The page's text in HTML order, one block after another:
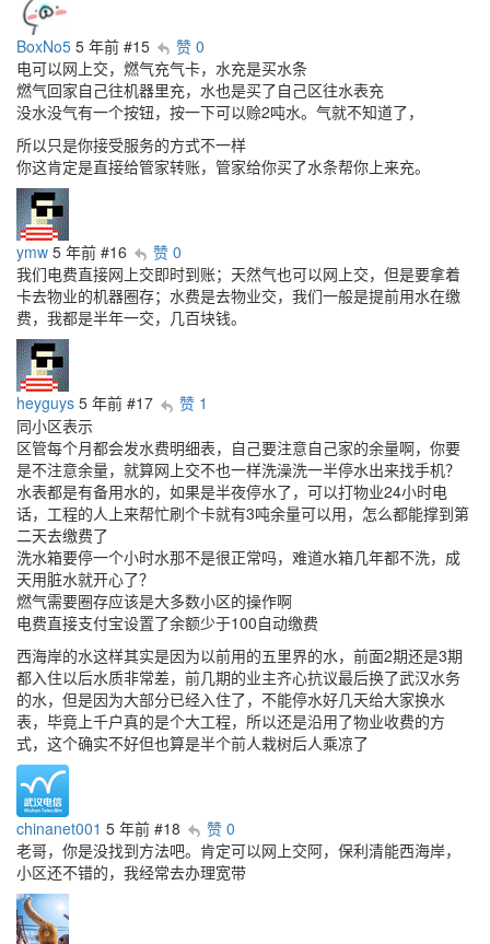
BoxNo5 5 年前 #15
赞 0
电可以网上交，燃气充气卡，水充是买水条
燃气回家自己往机器里充，水也是买了自己区往水表充
没水没气有一个按钮，按一下可以赊2吨水。气就不知道了，
所以只是你接受服务的方式不一样
你这肯定是直接给管家转账，管家给你买了水条帮你上来充。
ymw 5 年前 #16
赞 0
我们电费直接网上交即时到账；天然气也可以网上交，但是要拿着
卡去物业的机器圈存；水费是去物业交，我们一般是提前用水在缴
费，我都是半年一交，几百块钱。
heyguys 5 年前 #17
赞 1
同小区表示
区管每个月都会发水费明细表，自己要注意自己家的余量啊，你要
是不注意余量，就算网上交不也一样洗澡洗一半停水出来找手机？
水表都是有备用水的，如果是半夜停水了，可以打物业24小时电
话，工程的人上来帮忙刷个卡就有3吨余量可以用，怎么都能撑到第
二天去缴费了
洗水箱要停一个小时水那不是很正常吗，难道水箱几年都不洗，成
天用脏水就开心了？
燃气需要圈存应该是大多数小区的操作啊
电费直接支付宝设置了余额少于100自动缴费
西海岸的水这样其实是因为以前用的五里界的水，前面2期还是3期
都入住以后水质非常差，前几期的业主齐心抗议最后换了武汉水务
的水，但是因为大部分已经入住了，不能停水好几天给大家换水
表，毕竟上千户真的是个大工程，所以还是沿用了物业收费的方
式，这个确实不好但也算是半个前人栽树后人乘凉了
chinanet001 5 年前 #18
赞 0
老哥，你是没找到方法吧。肯定可以网上交阿，保利清能西海岸，
小区还不错的，我经常去办理宽带